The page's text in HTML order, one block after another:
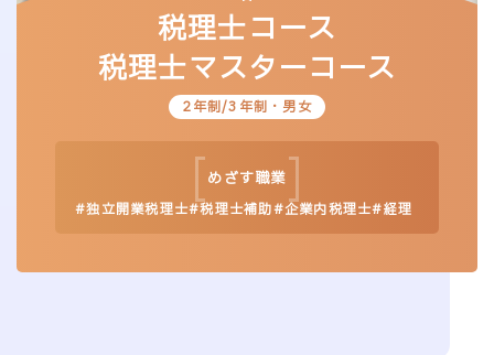
税理士コース
税理士マスターコース
2年制/3年制・男女
めざす職業
独立開業税理士 税理士補助 企業内税理士 経理